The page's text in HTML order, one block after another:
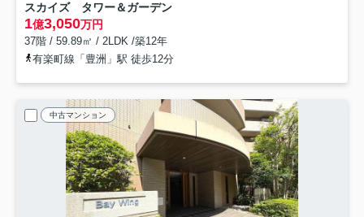
スカイズ タワー＆ガーデン
1億3,050万円
37階 / 59.89㎡ / 2LDK /築12年
有楽町線「豊洲」駅 徒歩12分
中古マンション